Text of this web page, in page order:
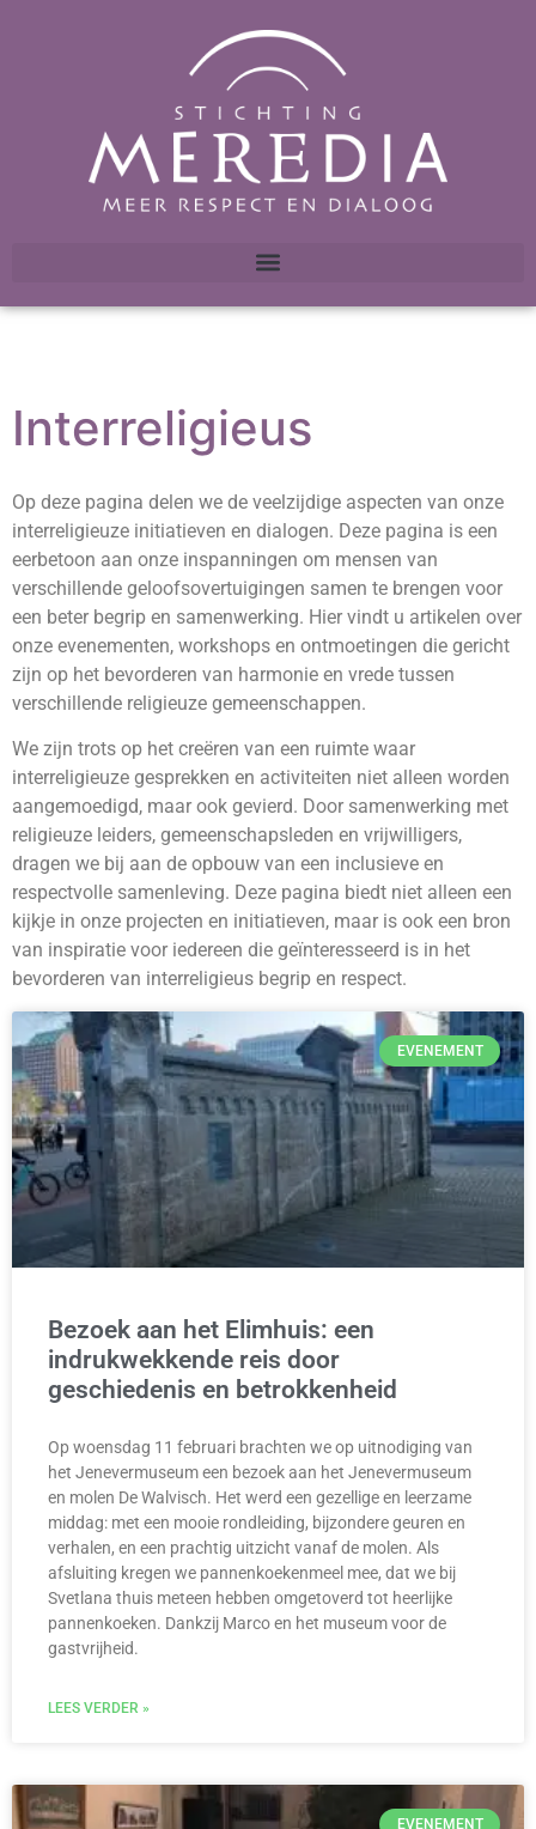
Interreligieus
Op deze pagina delen we de veelzijdige aspecten van onze
interreligieuze initiatieven en dialogen. Deze pagina is een
eerbetoon aan onze inspanningen om mensen van
verschillende geloofsovertuigingen samen te brengen voor
een beter begrip en samenwerking. Hier vindt u artikelen over
onze evenementen, workshops en ontmoetingen die gericht
zijn op het bevorderen van harmonie en vrede tussen
verschillende religieuze gemeenschappen.
We zijn trots op het creëren van een ruimte waar
interreligieuze gesprekken en activiteiten niet alleen worden
aangemoedigd, maar ook gevierd. Door samenwerking met
religieuze leiders, gemeenschapsleden en vrijwilligers,
dragen we bij aan de opbouw van een inclusieve en
respectvolle samenleving. Deze pagina biedt niet alleen een
kijkje in onze projecten en initiatieven, maar is ook een bron
van inspiratie voor iedereen die geïnteresseerd is in het
bevorderen van interreligieus begrip en respect.
EVENEMENT
Bezoek aan het Elimhuis: een
indrukwekkende reis door
geschiedenis en betrokkenheid
Op woensdag 11 februari brachten we op uitnodiging van
het Jenevermuseum een bezoek aan het Jenevermuseum
en molen De Walvisch. Het werd een gezellige en leerzame
middag: met een mooie rondleiding, bijzondere geuren en
verhalen, en een prachtig uitzicht vanaf de molen. Als
afsluiting kregen we pannenkoekenmeel mee, dat we bij
Svetlana thuis meteen hebben omgetoverd tot heerlijke
pannenkoeken. Dankzij Marco en het museum voor de
gastvrijheid.
LEES VERDER »
EVENEMENT